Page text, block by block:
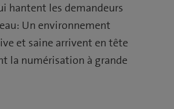
hantent les demandeurs
Un environnement
et saine arrivent en tête
la numérisation à grande